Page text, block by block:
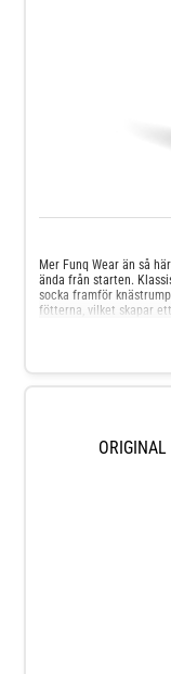
Mer Funq Wear än så
ända från starten.
socka framför
fötterna, vilket skapar